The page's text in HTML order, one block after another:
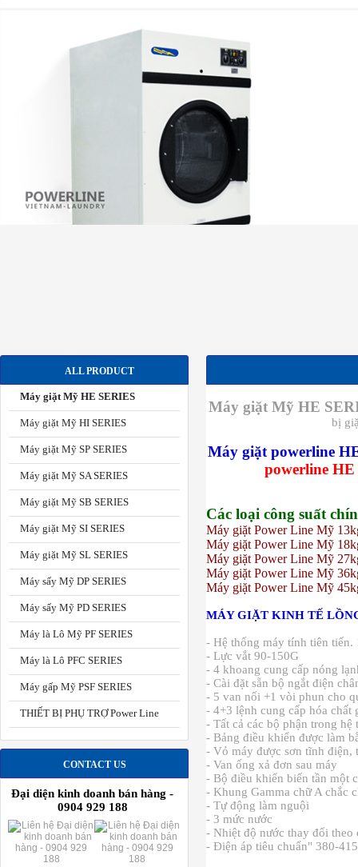
ALL PRODUCT
Máy giặt Mỹ HE SERIES
Máy giặt Mỹ HI SERIES
Máy giặt Mỹ SP SERIES
Máy giặt Mỹ SA SERIES
Máy giặt Mỹ SB SERIES
Máy giặt Mỹ SI SERIES
Máy giặt Mỹ SL SERIES
Máy sấy Mỹ DP SERIES
Máy sấy Mỹ PD SERIES
Máy là Lô Mỹ PF SERIES
Máy là Lô PFC SERIES
Máy gấp Mỹ PSF SERIES
THIẾT BỊ PHỤ TRỢ Power Line
CONTACT US
Đại diện kinh doanh bán hàng -
0904 929 188
Máy giặt Mỹ HE
bị
Máy giặt powerline
powerline HE
Các loại công suất
Máy giặt Power Line Mỹ
Máy giặt Power Line Mỹ
Máy giặt Power Line Mỹ
Máy giặt Power Line Mỹ
Máy giặt Power Line Mỹ
MÁY GIẶT KINH TẾ
- Hệ thống máy tính tiên
- Lực vắt 90-150G
- 4 khoang cung cấp nóng
- Cài đặt sẵn bộ ngắt điện
- 5 van nối +1 vòi phun cho
- 4+3 lệnh cung cấp hóa chất
- Tất cả các bộ phận trong
- Bảng điều khiển được làm
- Vỏ máy được sơn tĩnh điện,
- Van ống xả đơn sau máy
- Bộ điều khiển biến tần một
- Khung Gamma chữ A chắc
- Tự động làm nguội
- 3 mức nước
- Nhiệt độ nước thay đổi theo
- Điện áp tiêu chuẩn" 380-